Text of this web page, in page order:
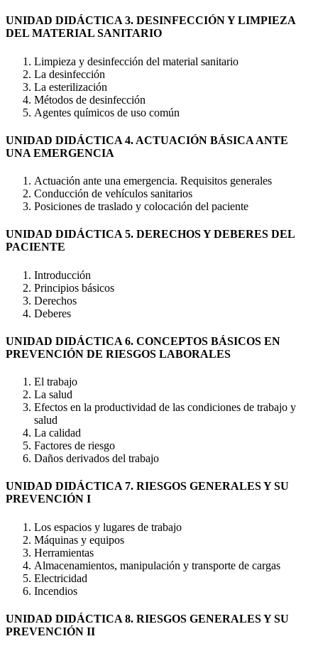
UNIDAD DIDÁCTICA 3. DESINFECCIÓN Y LIMPIEZA
DEL MATERIAL SANITARIO
Limpieza y desinfección del material sanitario
La desinfección
La esterilización
Métodos de desinfección
Agentes químicos de uso común
UNIDAD DIDÁCTICA 4. ACTUACIÓN BÁSICA ANTE
UNA EMERGENCIA
Actuación ante una emergencia. Requisitos generales
Conducción de vehículos sanitarios
Posiciones de traslado y colocación del paciente
UNIDAD DIDÁCTICA 5. DERECHOS Y DEBERES DEL
PACIENTE
Introducción
Principios básicos
Derechos
Deberes
UNIDAD DIDÁCTICA 6. CONCEPTOS BÁSICOS EN
PREVENCIÓN DE RIESGOS LABORALES
El trabajo
La salud
Efectos en la productividad de las condiciones de trabajo y
salud
La calidad
Factores de riesgo
Daños derivados del trabajo
UNIDAD DIDÁCTICA 7. RIESGOS GENERALES Y SU
PREVENCIÓN I
Los espacios y lugares de trabajo
Máquinas y equipos
Herramientas
Almacenamientos, manipulación y transporte de cargas
Electricidad
Incendios
UNIDAD DIDÁCTICA 8. RIESGOS GENERALES Y SU
PREVENCIÓN II